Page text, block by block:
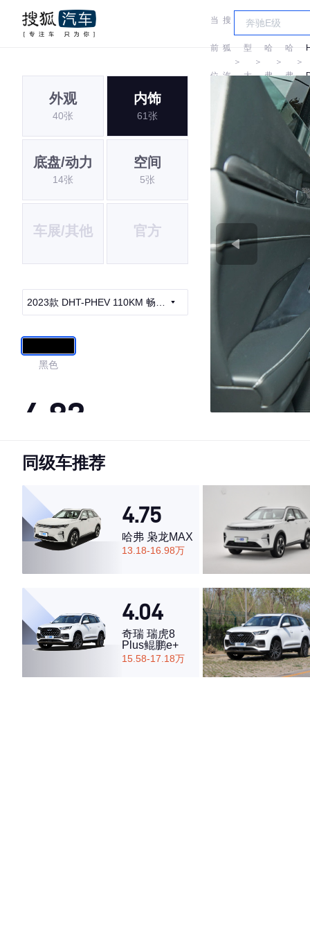
当
前
位
搜
狐
汽
车
＞
车
型
大
＞
哈
弗
＞
哈
弗
＞
外观
40张
内饰
61张
底盘/动力
14张
空间
5张
车展/其他 官方
2023款 DHT-PHEV 110KM 畅行
黑色
4.83
·外观表现较为优秀，优于74%同级车
·空间表现较为优秀，优于87%同级车
同级车推荐
4.75
哈弗 枭龙MAX
13.18-16.98万
4.04
奇瑞 瑞虎8
Plus鲲鹏e+
15.58-17.18万